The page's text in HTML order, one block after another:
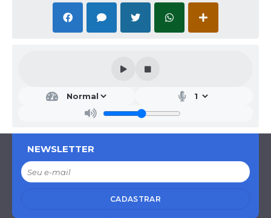
etar
de
Fina
nça
s e
NEWSLETTER
CADASTRAR